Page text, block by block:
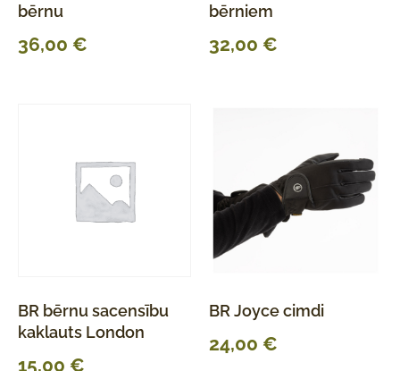
bērnu
36,00 €
bērniem
32,00 €
BR bērnu sacensību
kaklauts London
15,00 €
BR Joyce cimdi
24,00 €